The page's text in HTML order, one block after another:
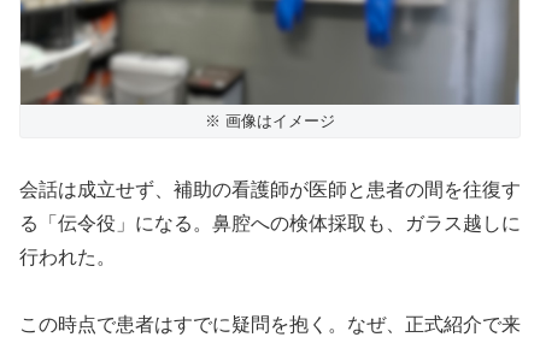
※ 画像はイメージ
会話は成立せず、補助の看護師が医師と患者の間を往復す
る「伝令役」になる。鼻腔への検体採取も、ガラス越しに
行われた。
この時点で患者はすでに疑問を抱く。なぜ、正式紹介で来